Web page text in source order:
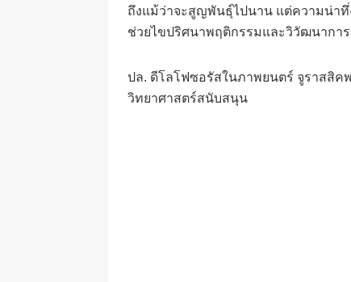
ถึงแม้ว่าจะสูญพันธุ์ไปนาน แต่ความน่า
ช่วยไขปริศนาพฤติกรรมและวิวัฒนากา
ปล. ดีโลโฟซอรัสในภาพยนตร์ จูราสสิค
วิทยาศาสตร์สนับสนุน